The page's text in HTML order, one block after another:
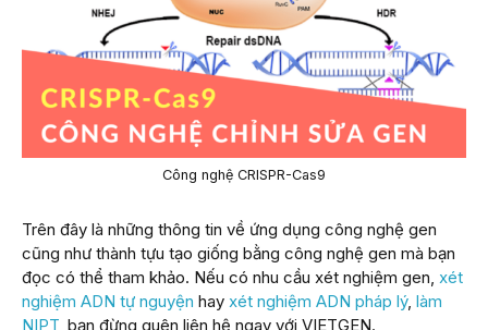
Công nghệ CRISPR-Cas9
Trên đây là những thông tin về ứng dụng công nghệ gen
cũng như thành tựu tạo giống bằng công nghệ gen mà bạn
đọc có thể tham khảo. Nếu có nhu cầu xét nghiệm gen, xét
nghiệm ADN tự nguyện hay xét nghiệm ADN pháp lý, làm
NIPT , bạn đừng quên liên hệ ngay với VIETGEN.